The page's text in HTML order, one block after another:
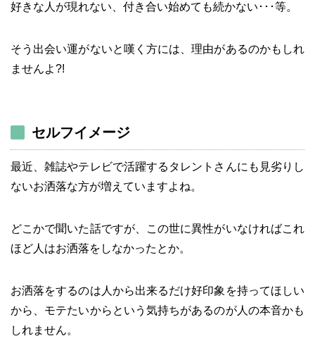
好きな人が現れない、付き合い始めても続かない･･･等。
そう出会い運がないと嘆く方には、理由があるのかもしれ
ませんよ?!
セルフイメージ
最近、雑誌やテレビで活躍するタレントさんにも見劣りし
ないお洒落な方が増えていますよね。
どこかで聞いた話ですが、この世に異性がいなければこれ
ほど人はお洒落をしなかったとか。
お洒落をするのは人から出来るだけ好印象を持ってほしい
から、モテたいからという気持ちがあるのが人の本音かも
しれません。